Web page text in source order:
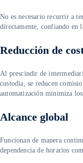
No es necesario recurrir a
directamente, confiando en
Reducción de
Al prescindir de
custodia, se reducen
automatización minimiza los
Alcance global
Funcionan de manera
dependencia de horarios